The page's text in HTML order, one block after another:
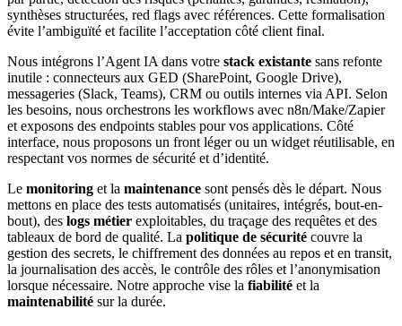
synthèses structurées, red flags avec références. Cette formalisation
évite l’ambiguïté et facilite l’acceptation côté client final.
Nous intégrons l’Agent IA dans votre stack existante sans refonte
inutile : connecteurs aux GED (SharePoint, Google Drive),
messageries (Slack, Teams), CRM ou outils internes via API. Selon
les besoins, nous orchestrons les workflows avec n8n/Make/Zapier
et exposons des endpoints stables pour vos applications. Côté
interface, nous proposons un front léger ou un widget réutilisable, en
respectant vos normes de sécurité et d’identité.
Le monitoring et la maintenance sont pensés dès le départ. Nous
mettons en place des tests automatisés (unitaires, intégrés, bout-en-
bout), des logs métier exploitables, du traçage des requêtes et des
tableaux de bord de qualité. La politique de sécurité couvre la
gestion des secrets, le chiffrement des données au repos et en transit,
la journalisation des accès, le contrôle des rôles et l’anonymisation
lorsque nécessaire. Notre approche vise la fiabilité et la
maintenabilité sur la durée.